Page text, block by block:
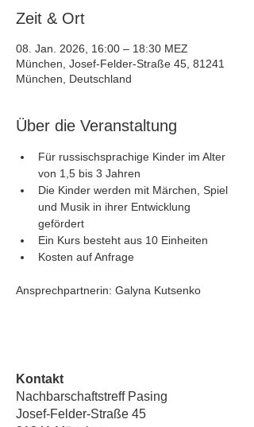
Zeit & Ort
08. Jan. 2026, 16:00 – 18:30 MEZ
München, Josef-Felder-Straße 45, 81241
München, Deutschland
Über die Veranstaltung
Für russischsprachige Kinder im Alter
von 1,5 bis 3 Jahren
Die Kinder werden mit Märchen, Spiel
und Musik in ihrer Entwicklung
gefördert
Ein Kurs besteht aus 10 Einheiten
Kosten auf Anfrage
Ansprechpartnerin: Galyna Kutsenko
Kontakt
Nachbarschaftstreff Pasing
Josef-Felder-Straße 45